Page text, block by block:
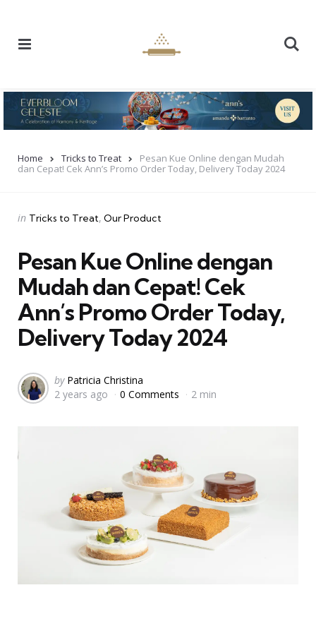
Home Tricks to Treat
Pesan Kue Online dengan Mudah
dan Cepat! Cek Ann’s Promo Order Today, Delivery Today 2024
Categories
Posted
in Tricks to Treat Our Product
Pesan Kue Online dengan
Mudah dan Cepat! Cek
Ann’s Promo Order Today,
Delivery Today 2024
Posted
by
by Patricia Christina
2 years ago
0 Comments 2 min